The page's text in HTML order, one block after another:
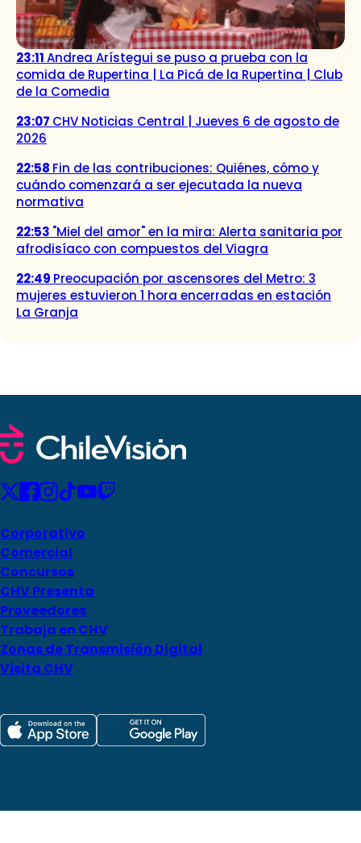
23:11Andrea Arístegui se puso a prueba con la
comida de Rupertina | La Picá de la Rupertina | Club
de la Comedia
23:07 CHV Noticias Central | Jueves 6 de agosto de
2026
22:58 Fin de las contribuciones: Quiénes, cómo y
cuándo comenzará a ser ejecutada la nueva
normativa
22:53 "Miel del amor" en la mira: Alerta sanitaria por
afrodisíaco con compuestos del Viagra
22:49 Preocupación por ascensores del Metro: 3
mujeres estuvieron 1 hora encerradas en estación
La Granja
Corporativo
Comercial
Concursos
CHV Presenta
Proveedores
Trabaja en CHV
Zonas de Transmisión Digital
Visita CHV